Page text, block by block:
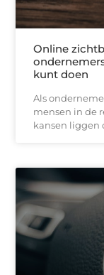
Online
kunt doen
Als
mensen in de
kansen liggen